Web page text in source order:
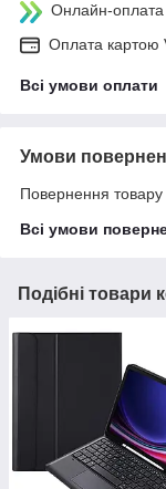
Онлайн-
Оплата картою
Всі умови оплати
Умови
Повернення
Всі умови
Подібні товари